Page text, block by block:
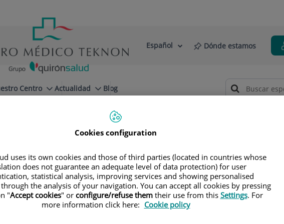
Selector
Idioma
Español Dónde estamos
Centro Actualidad Blog
Patologías cerebro-vasculares
Riambau
Pedir cita
Nombre y apellidos
Cookies configuration
uses its own cookies and those of third parties (located in countries whose
does not guarantee an adequate level of data protection) for user
statistical analysis, improving services and showing personalised
the analysis of your navigation. You can accept all cookies by pressing
"Accept cookies" or configure/refuse themtheir use from this Settings. For
more information click here: Cookie policy